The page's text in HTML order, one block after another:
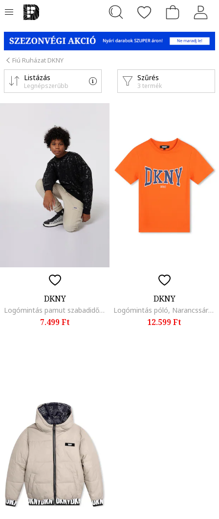
Fiú Ruházat DKNY
Szűrés
3 termék
Listázás
Legnépszerűbb
DKNY
Logómintás pamut szabadidőnadrág, Fekete/Szürke
7.499 Ft
DKNY
Logómintás póló, Narancssárga
12.599 Ft